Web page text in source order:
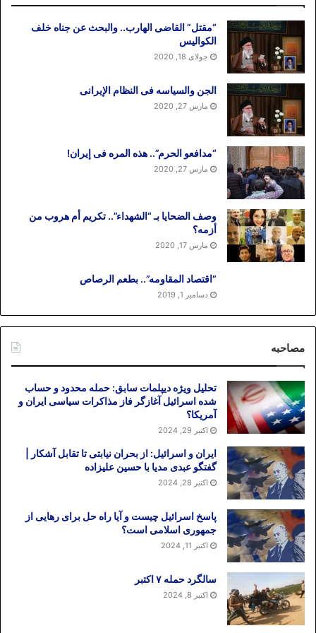
“مقتل” القاضی الهارب.. والبحث عن جناه خلف
الکوالیس
جولای 18, 2020
الجن والسیاسه فی النظام اﻹیرانی
مارس 27, 2020
“مدافعو الحرم”.. هذه المره فی إیران!
مارس 27, 2020
وصف الضحایا بـ “الشهداء”.. تکریم أم هروب من
أزمه؟
مارس 17, 2020
“اقتصاد المقاومه”.. بطعم الرصاص
دسامبر 1, 2019
مصاحبه
تحلیل ویژه دیپلمات سابق: حمله محدود و حساب
شده اسرائیل آغازگر فاز مذاکرات سیاسی ایران و
آمریکا؟
اکتبر 29, 2024
ایران و اسرائیل: از بحران نیابتی تا تقابل آشکار |
گفتگو عبدی مدیا با حسین علیزاده
اکتبر 28, 2024
پاسخ اسرائیل چیست و آیا راه حل برای رهایی از
جمهوری اسلامی است؟
اکتبر 11, 2024
سالگرد حمله ۷ اکتبر
اکتبر 8, 2024